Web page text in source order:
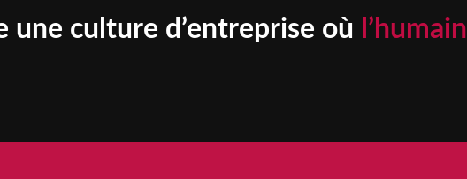
culture d’entreprise où l’humain